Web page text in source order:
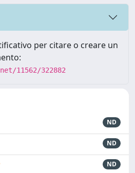
per citare o creare un
11562/322882
ND
ND
ND